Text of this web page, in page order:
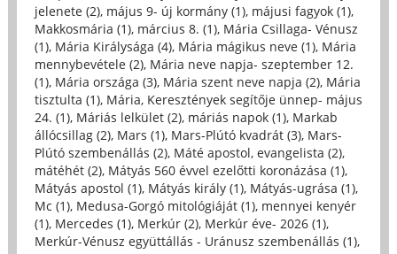
jelenete (2), május 9- új kormány (1), májusi fagyok (1),
Makkosmária (1), március 8. (1), Mária Csillaga- Vénusz
(1), Mária Királysága (4), Mária mágikus neve (1), Mária
mennybevétele (2), Mária neve napja- szeptember 12.
(1), Mária országa (3), Mária szent neve napja (2), Mária
tisztulta (1), Mária, Keresztények segítője ünnep- május
24. (1), Máriás lelkület (2), máriás napok (1), Markab
állócsillag (2), Mars (1), Mars-Plútó kvadrát (3), Mars-
Plútó szembenállás (2), Máté apostol, evangelista (2),
mátéhét (2), Mátyás 560 évvel ezelőtti koronázása (1),
Mátyás apostol (1), Mátyás király (1), Mátyás-ugrása (1),
Mc (1), Medusa-Gorgó mitológiáját (1), mennyei kenyér
(1), Mercedes (1), Merkúr (2), Merkúr éve- 2026 (1),
Merkúr-Vénusz együttállás - Uránusz szembenállás (1),